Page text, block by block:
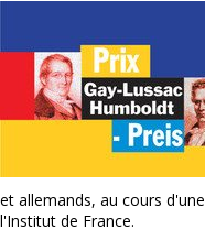
et allemands, au cours d'une
l'Institut de France.